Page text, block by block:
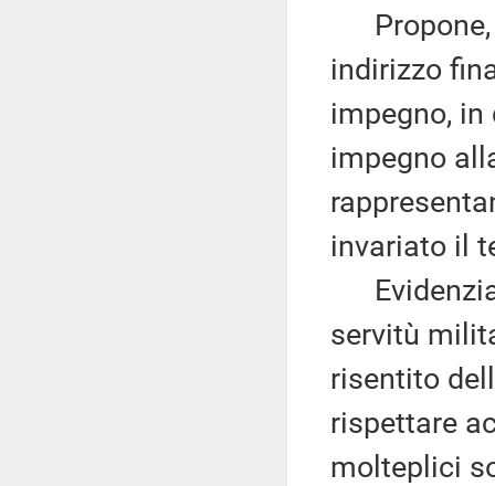
Propone,
indirizzo
impegno,
impegno
invariato il
Evidenzia
servitù
risentito
rispettare
molteplici